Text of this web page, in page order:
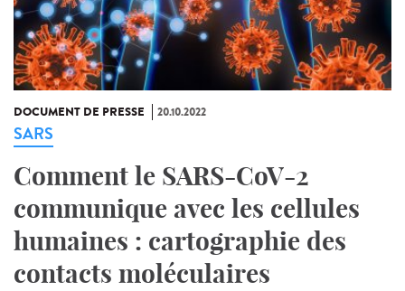
DOCUMENT DE PRESSE 20.10.2022
SARS
Comment le SARS-CoV-2
communique avec les cellules
humaines : cartographie des
contacts moléculaires